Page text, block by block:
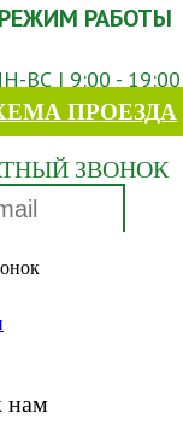
РЕЖИМ РАБОТЫ
ВС | 9:00 - 19:00
ПРОЕЗДА
ЗВОНОК
нам